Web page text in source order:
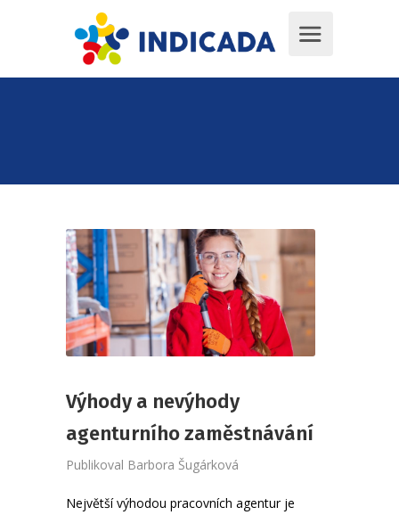
Výhody a nevýhody
agenturního zaměstnávání
Publikoval Barbora Šugárková
Největší výhodou pracovních agentur je